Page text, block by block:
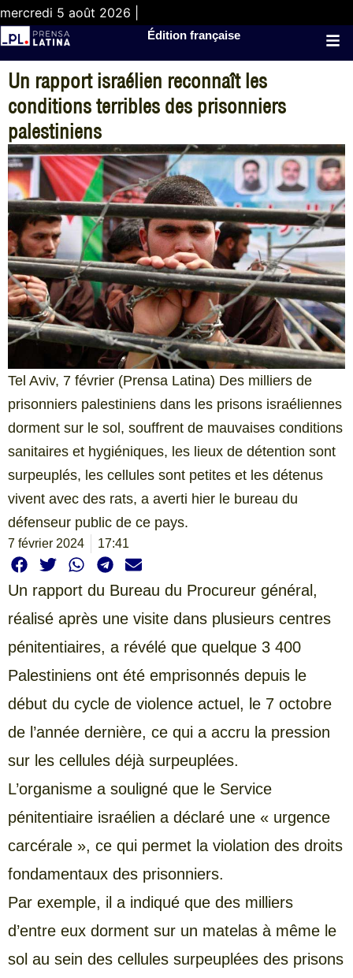
mercredi 5 août 2026 |
Édition française
Un rapport israélien reconnaît les
conditions terribles des prisonniers
palestiniens
Tel Aviv, 7 février (Prensa Latina) Des milliers de
prisonniers palestiniens dans les prisons israéliennes
dorment sur le sol, souffrent de mauvaises conditions
sanitaires et hygiéniques, les lieux de détention sont
surpeuplés, les cellules sont petites et les détenus
vivent avec des rats, a averti hier le bureau du
défenseur public de ce pays.
7 février 2024 17:41
Un rapport du Bureau du Procureur général,
réalisé après une visite dans plusieurs centres
pénitentiaires, a révélé que quelque 3 400
Palestiniens ont été emprisonnés depuis le
début du cycle de violence actuel, le 7 octobre
de l’année dernière, ce qui a accru la pression
sur les cellules déjà surpeuplées.
L’organisme a souligné que le Service
pénitentiaire israélien a déclaré une « urgence
carcérale », ce qui permet la violation des droits
fondamentaux des prisonniers.
Par exemple, il a indiqué que des milliers
d’entre eux dorment sur un matelas à même le
sol au sein des cellules surpeuplées des prisons